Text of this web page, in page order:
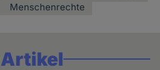
Menschenrechte